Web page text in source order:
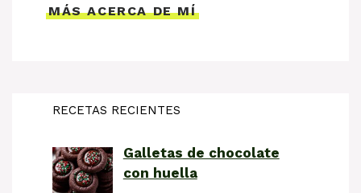
MÁS ACERCA DE MÍ
RECETAS RECIENTES
Galletas de chocolate
con huella